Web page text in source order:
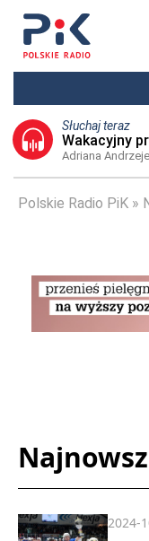
Słuchaj teraz
Wakacyjny
Adriana
Polskie Radio PiK
2024-